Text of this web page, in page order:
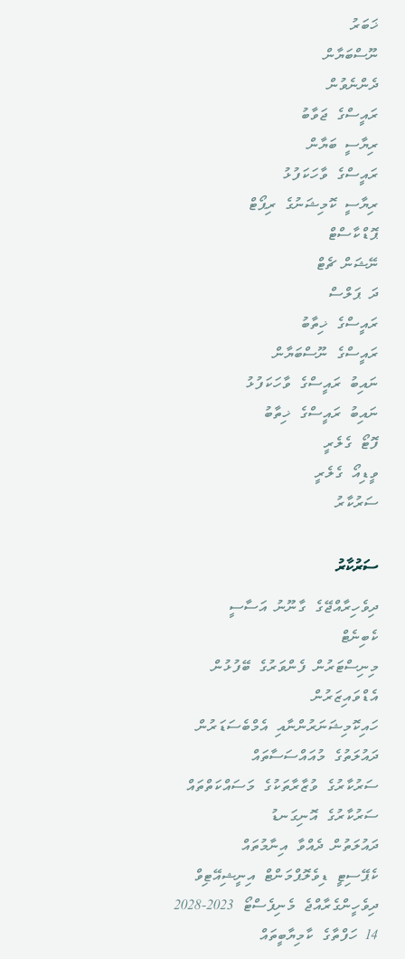
ޚަބަރު
ނޫސްބަޔާން
ދެންނެވުން
ރައީސްގެ ޖަވާބު
ރިޔާސީ ބަޔާން
ރައީސްގެ ވާހަކަފުޅު
ރިޔާސީ ކޮމިޝަނުގެ ރިޕޯޓް
ޕޮޑްކާސްޓް
ނޭޝަން ޗެޓް
ދަ ޕަލްސް
ރައީސްގެ ޚިތާބު
ރައީސްގެ ނޫސްބަޔާން
ނައިބު ރައީސްގެ ވާހަކަފުޅު
ނައިބު ރައީސްގެ ޚިތާބު
ފޮޓޯ ގެލެރީ
ވީޑިއޯ ގެލެރީ
ސަރުކާރު
ސަރުކާރު
ދިވެހިރާއްޖޭގެ ގާނޫނު އަސާސީ
ކެބިނެޓް
މިނިސްޓަރުން ފެންވަރުގެ ބޭފުޅުން
އެޑްވައިޒަރުން
ހައިކޮމިޝަނަރުންނާއި އެމްބެސަޑަރުން
ދައުލަތުގެ މުއައްސަސާތައް
ސަރުކާރުގެ ވުޒާރާތަކުގެ މަސައްކަތްތައް
ސަރުކާރުގެ އޮނިގަނޑު
ދައުލަތުން ދެއްވާ އިނާމުތައް
ކެޕޭސިޓީ ޑިވެލޮޕްމަންޓް އިނީޝިއޭޓިވް
ދިވެހީންގެރާއްޖެ މެނިފެސްޓޯ 2023-2028